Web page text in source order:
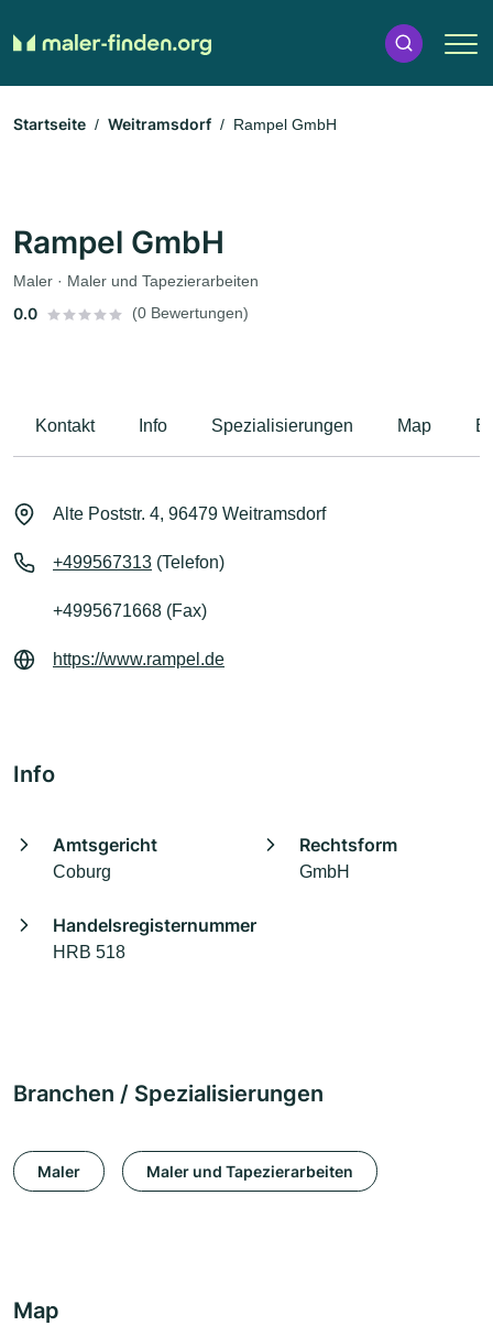
Startseite Weitramsdorf Rampel GmbH
Rampel GmbH
Maler · Maler und Tapezierarbeiten
0.0 (0 Bewertungen)
Kontakt Info Spezialisierungen Map
Alte Poststr. 4, 96479 Weitramsdorf
+499567313 (Telefon)
+4995671668 (Fax)
https://www.rampel.de
Info
Amtsgericht
Coburg
Rechtsform
GmbH
Handelsregisternummer
HRB 518
Branchen / Spezialisierungen
Maler Maler und Tapezierarbeiten
Map